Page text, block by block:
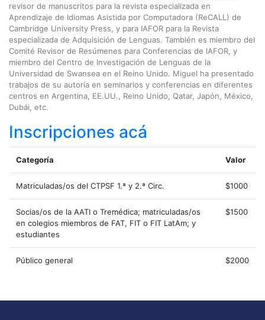
revisor de manuscritos para la revista especializada en
Aprendizaje de Idiomas Asistida por Computadora (ReCALL) de
Cambridge University Press, y para IAFOR para la Revista
especializada de Adquisición de Lenguas. También es miembro del
Comité Revisor de Resúmenes para Conferencias de IAFOR, y
miembro del Centro de Investigación de Lenguas de la
Universidad de Swansea en el Reino Unido. Miguel ha presentado
trabajos de su autoría en seminarios y conferencias en diferentes
centros en Argentina, EE.UU., Reino Unido, Qatar, Japón, México,
Dubái, etc.
Inscripciones acá
Categoría Valor
Matriculadas/os del CTPSF 1.ª y 2.ª Circ. $1000
Socias/os de la AATI o Tremédica; matriculadas/os
en colegios miembros de FAT, FIT o FIT LatAm; y
estudiantes
$1500
Público general $2000